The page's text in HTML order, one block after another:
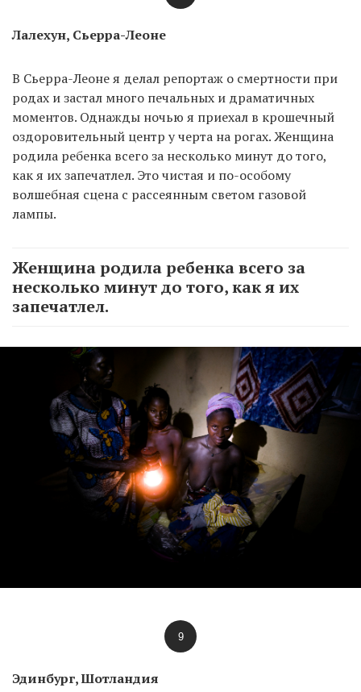
Лалехун, Сьерра-Леоне
В Сьерра-Леоне я делал репортаж о смертности при
родах и застал много печальных и драматичных
моментов. Однажды ночью я приехал в крошечный
оздоровительный центр у черта на рогах. Женщина
родила ребенка всего за несколько минут до того,
как я их запечатлел. Это чистая и по-особому
волшебная сцена с рассеянным светом газовой
лампы.
Женщина родила ребенка всего за
несколько минут до того, как я их
запечатлел.
9
Эдинбург, Шотландия